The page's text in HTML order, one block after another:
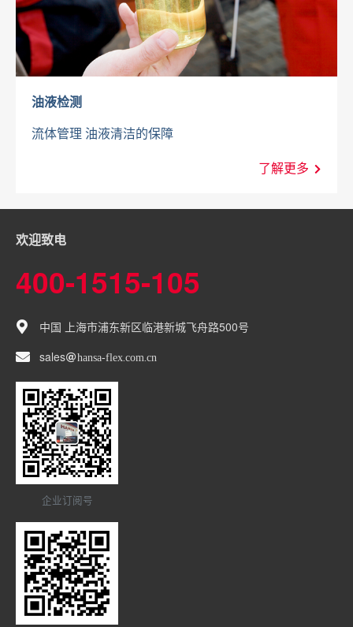
油液检测
流体管理 油液清洁的保障
了解更多
欢迎致电
400-1515-105
中国 上海市浦东新区临港新城飞舟路500号
sales
hansa-flex com cn
企业订阅号